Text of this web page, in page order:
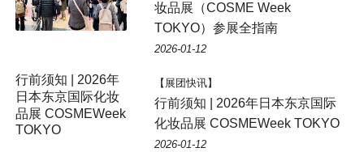
妆品展（COSME Week
TOKYO）参展全指南
2026-01-12
行前须知 | 2026年
日本东京国际化妆
品展 COSMEWeek
TOKYO
【展团快讯】
行前须知 | 2026年日本东京国际
化妆品展 COSMEWeek TOKYO
2026-01-12